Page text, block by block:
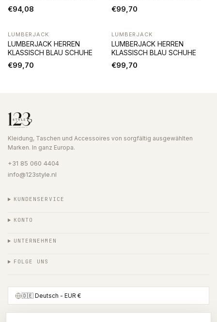
€94,08 €99,70
LUMBERJACK
LUMBERJACK HERREN
KLASSISCH BLAU SCHUHE
€99,70
LUMBERJACK
LUMBERJACK HERREN
KLASSISCH BLAU SCHUHE
€99,70
Kleidung, Taschen und Accessoires von sorgfältig ausgewählten
Marken. In ganz Europa.
+31 85 060 4404
info@123style.nl
KUNDENSERVICE
KONTO
UNTERNEHMEN
FOLGE UNS
🇩🇪 Deutsch - EUR €